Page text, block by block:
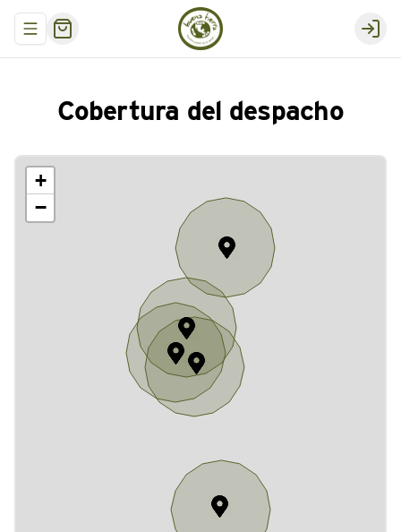
Abrir menu de navegación Login
Cobertura del despacho
+
−